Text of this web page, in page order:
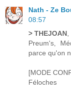
Nath - Ze
08:57
> THEJOAN,
Preum's,
parce qu'on
[MODE
Féloches